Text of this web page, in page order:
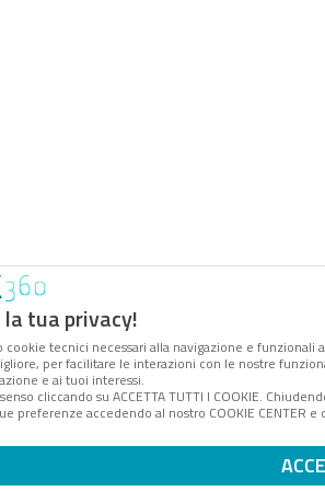
tua privacy!
tecnici necessari alla navigazione e
per facilitare le interazioni con le nostre
e ai tuoi interessi.
cliccando su ACCETTA TUTTI I COOKIE.
preferenze accedendo al nostro COOKIE